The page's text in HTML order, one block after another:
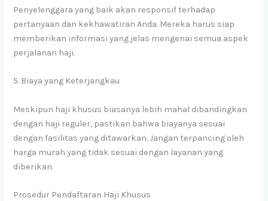
Penyelenggara yang baik akan responsif terhadap
pertanyaan dan kekhawatiran Anda. Mereka harus siap
memberikan informasi yang jelas mengenai semua aspek
perjalanan haji.
5. Biaya yang Keterjangkau
Meskipun haji khusus biasanya lebih mahal dibandingkan
dengan haji reguler, pastikan bahwa biayanya sesuai
dengan fasilitas yang ditawarkan. Jangan terpancing oleh
harga murah yang tidak sesuai dengan layanan yang
diberikan.
Prosedur Pendaftaran Haji Khusus